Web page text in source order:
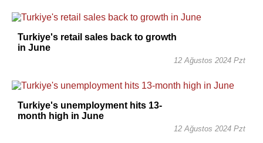
Turkiye's retail sales back to growth
in June
12 Ağustos 2024 Pzt
Turkiye's unemployment hits 13-
month high in June
12 Ağustos 2024 Pzt